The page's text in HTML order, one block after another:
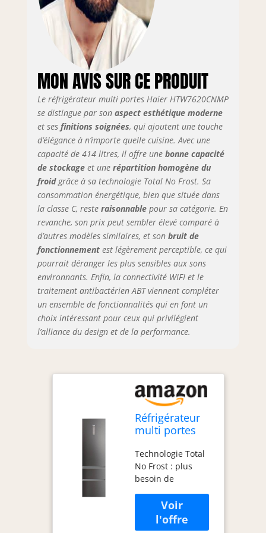
combi offre
l’espace parfait
pour stocker des
aliments frais et
pour les familles
ou pour ceux qui
ont besoin d’une
plus grande
capacité. Tiroir My
Zone Pro : Ajustez
tiroir My Zone Pro
pour l'adapter à
différents types
d'aliments,
permettant de les
conserver de
manière optimale
selon vos besoins.
Connectivité WiFi
intégrée : contrôlez
et réglez les
fonctions de votre
réfrigérateur
depuis n'importe
où avec
réfrigérateur à
votre réseau WiFi
pour plus de
commodité et de
contrôle à distance.
Dimensions du
2050 mm, largeur
595 mm et
profondeur 667
mm, assurant un
design épuré qui
s'adapte facilement
MON AVIS SUR CE PRODUIT
Le réfrigérateur multi portes Haier HTW7620CNMP
se distingue par son aspect esthétique moderne
et ses finitions soignées, qui ajoutent une touche
d’élégance à n’importe quelle cuisine. Avec une
capacité de 414 litres, il offre une bonne capacité
de stockageet une répartition homogène du
froidgrâce à sa technologie Total No Frost. Sa
consommation énergétique, bien que située dans
la classe C, reste raisonnablepour sa catégorie. En
revanche, son prix peut sembler élevé comparé à
d’autres modèles similaires, et son bruit de
fonctionnementest légèrement perceptible, ce qui
pourrait déranger les plus sensibles aux sons
environnants. Enfin, la connectivité WIFI et le
traitement antibactérien ABT viennent compléter
un ensemble de fonctionnalités qui en font un
choix intéressant pour ceux qui privilégient
l’alliance du design et de la performance.
Réfrigérateur
multi portes
HTW7620CNMP
Technologie Total
No Frost : plus
besoin de
réfrigérateur. Le
système Total No
Frost distribue l'air